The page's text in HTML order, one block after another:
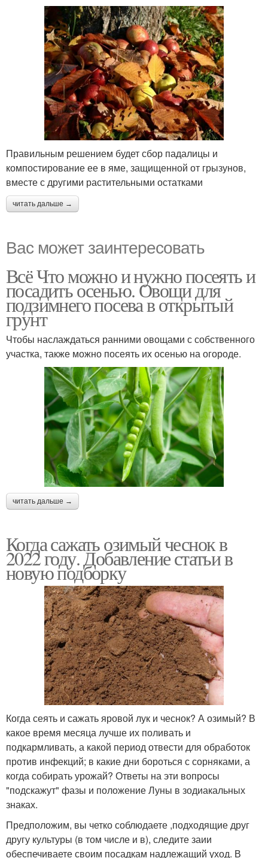
Правильным решением будет сбор падалицы и
компостирование ее в яме, защищенной от грызунов,
вместе с другими растительными остатками
читать дальше →
Вас может заинтересовать
Всё Что можно и нужно посеять и
посадить осенью. Овощи для
подзимнего посева в открытый
грунт
Чтобы наслаждаться ранними овощами с собственного
участка, также можно посеять их осенью на огороде.
читать дальше →
Когда сажать озимый чеснок в
2022 году. Добавление статьи в
новую подборку
Когда сеять и сажать яровой лук и чеснок? А озимый? В
какое время месяца лучше их поливать и
подкармливать, а какой период отвести для обработок
против инфекций; в какие дни бороться с сорняками, а
когда собирать урожай? Ответы на эти вопросы
"подскажут" фазы и положение Луны в зодиакальных
знаках.
Предположим, вы четко соблюдаете ,подходящие друг
другу культуры (в том числе и в), следите заии
обеспечиваете своим посадкам надлежащий уход. В